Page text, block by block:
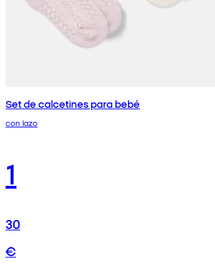
Set de calcetines para bebé
con lazo
1
30
€